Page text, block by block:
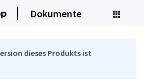
Dokumente
dieses Produkts ist